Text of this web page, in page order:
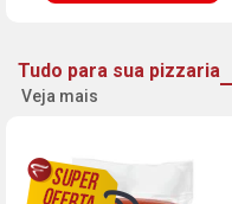
Tudo para sua pizzaria
Veja mais